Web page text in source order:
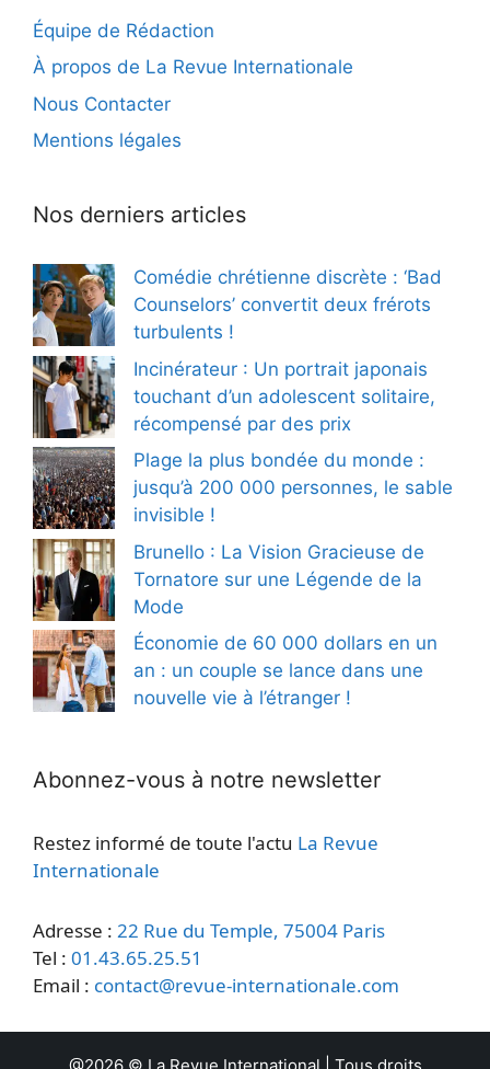
Équipe de Rédaction
À propos de La Revue Internationale
Nous Contacter
Mentions légales
Nos derniers articles
Comédie chrétienne discrète : ‘Bad
Counselors’ convertit deux frérots
turbulents !
Incinérateur : Un portrait japonais
touchant d’un adolescent solitaire,
récompensé par des prix
Plage la plus bondée du monde :
jusqu’à 200 000 personnes, le sable
invisible !
Brunello : La Vision Gracieuse de
Tornatore sur une Légende de la
Mode
Économie de 60 000 dollars en un
an : un couple se lance dans une
nouvelle vie à l’étranger !
Abonnez-vous à notre newsletter
Restez informé de toute l'actu La Revue
Internationale
Adresse : 22 Rue du Temple, 75004 Paris
Tel : 01.43.65.25.51
Email : contact@revue-internationale.com